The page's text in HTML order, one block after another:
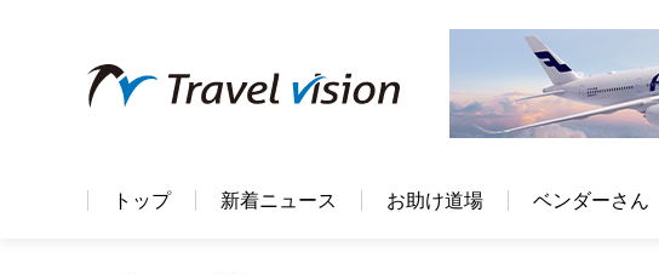
トップ 新着ニュース お助け道場 ベンダーさん